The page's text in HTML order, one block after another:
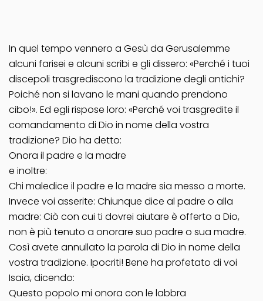
In quel tempo vennero a Gesù da Gerusalemme
alcuni farisei e alcuni scribi e gli dissero: «Perché i tuoi
discepoli trasgrediscono la tradizione degli antichi?
Poiché non si lavano le mani quando prendono
cibo!». Ed egli rispose loro: «Perché voi trasgredite il
comandamento di Dio in nome della vostra
tradizione? Dio ha detto:
Onora il padre e la madre
e inoltre:
Chi maledice il padre e la madre sia messo a morte.
Invece voi asserite: Chiunque dice al padre o alla
madre: Ciò con cui ti dovrei aiutare è offerto a Dio,
non è più tenuto a onorare suo padre o sua madre.
Così avete annullato la parola di Dio in nome della
vostra tradizione. Ipocriti! Bene ha profetato di voi
Isaia, dicendo:
Questo popolo mi onora con le labbra